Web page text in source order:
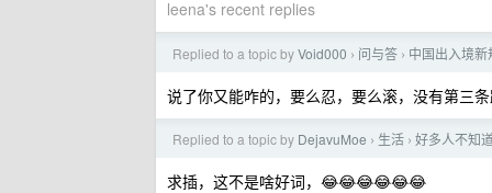
leena's recent replies
Replied to a topic byVoid000 › 问与答 › 中国出入境新
说了你又能咋的，要么忍，要么滚，没有第三
Replied to a topic by DejavuMoe › 生活 › 好多人不知
求插，这不是啥好词，😂😂😂😂😂😂